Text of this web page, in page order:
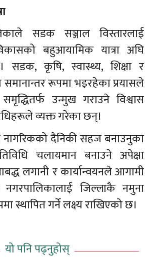
सडक सञ्जाल विस्तारलाई
बहुआयामिक यात्रा अघि
सडक, कृषि, स्वास्थ्य, शिक्षा र
समानान्तर रूपमा भइरहेका प्रयासले
उन्मुख गराउने विश्वास
व्यक्त गरेका छन्।
नागरिकको दैनिकी सहज बनाउनुका
चलायमान बनाउने अपेक्षा
लगानी र कार्यान्वयनले आगामी
नगरपालिकालाई जिल्लाकै नमुना
स्थापित गर्ने लक्ष्य राखिएको छ।
यो पनि पढ्नुहोस्